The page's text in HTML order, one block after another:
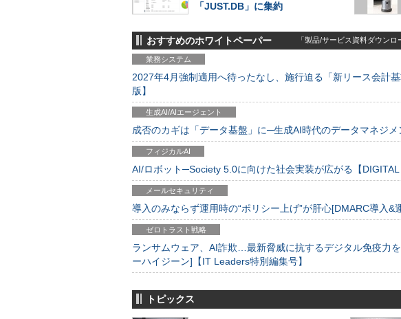
「JUST.DB」に集約
おすすめのホワイトペーパー 「製品/サービス資料ダウン
業務システム
2027年4月強制適用へ待ったなし、施行迫る「新リース会計
版】
生成AI/AIエージェント
成否のカギは「データ基盤」に─生成AI時代のデータマネジメ
フィジカルAI
AI/ロボット─Society 5.0に向けた社会実装が広がる【DIGITAL
メールセキュリティ
導入のみならず運用時の“ポリシー上げ”が肝心[DMARC導入&
ゼロトラスト戦略
ランサムウェア、AI詐欺…最新脅威に抗するデジタル免疫力
ーハイジーン]【IT Leaders特別編集号】
トピックス